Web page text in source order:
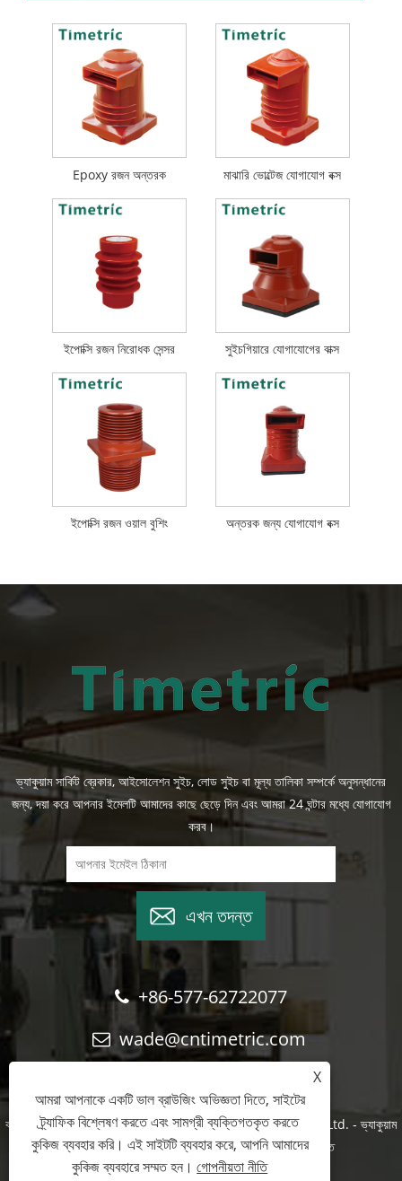
Epoxy রজন অন্তরক মাঝারি ভোল্টেজ যোগাযোগ বক্স
ইপোক্সি রজন নিরোধক সেন্সর সুইচগিয়ারে যোগাযোগের বাক্স
ইপোক্সি রজন ওয়াল বুশিং অন্তরক জন্য যোগাযোগ বক্স
ভ্যাকুয়াম সার্কিট ব্রেকার, আইসোলেশন সুইচ, লোড সুইচ বা মূল্য তালিকা সম্পর্কে অনুসন্ধানের
জন্য, দয়া করে আপনার ইমেলটি আমাদের কাছে ছেড়ে দিন এবং আমরা 24 ঘন্টার মধ্যে যোগাযোগ
করব।
এখন তদন্ত
+86-577-62722077
wade@cntimetric.com
কপিরাইট © 2022 Wenzhou Shuyi Import and Export Co., Ltd. - ভ্যাকুয়াম
সার্কিট ব্রেকার, আইসোলেশন সুইচ, লোড সুইচ - সর্বস্বত্ব সংরক্ষিত
X
আমরা আপনাকে একটি ভাল ব্রাউজিং অভিজ্ঞতা দিতে, সাইটের
ট্র্যাফিক বিশ্লেষণ করতে এবং সামগ্রী ব্যক্তিগতকৃত করতে
কুকিজ ব্যবহার করি। এই সাইটটি ব্যবহার করে, আপনি আমাদের
কুকিজ ব্যবহারে সম্মত হন।গোপনীয়তা নীতি